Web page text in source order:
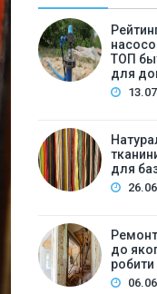
Ремонт
ТОП
для
для
до